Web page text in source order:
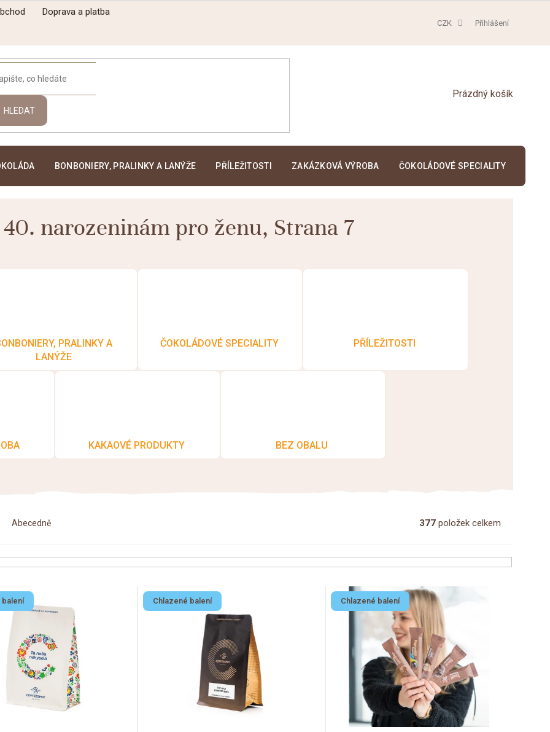
Doprava a platba
CZK Přihlášení
HLEDAT
NÁKUPNÍ
BONBONIERY, PRALINKY A LANÝŽE PŘÍLEŽITOSTI ZAKÁZKOVÁ VÝROBA ČOKOLÁDOVÉ SPECIALITY
narozeninám pro ženu, Strana 7
PRALINKY A
LANÝŽE
ČOKOLÁDOVÉ SPECIALITY PŘÍLEŽITOSTI
KAKAOVÉ PRODUKTY BEZ OBALU
Abecedně 377 položek celkem
balení Chlazené balení Chlazené balení